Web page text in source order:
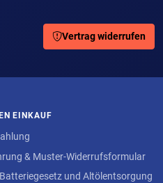
Vertrag widerrufen
EINKAUF
& Muster-Widerrufsformular
und Altölentsorgung